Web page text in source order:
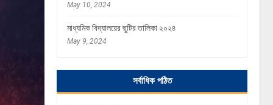
May 10, 2024
মাধ্যমিক বিদ্যালয়ের ছুটির তালিকা ২০২৪
May 9, 2024
সর্বাধিক পঠিত